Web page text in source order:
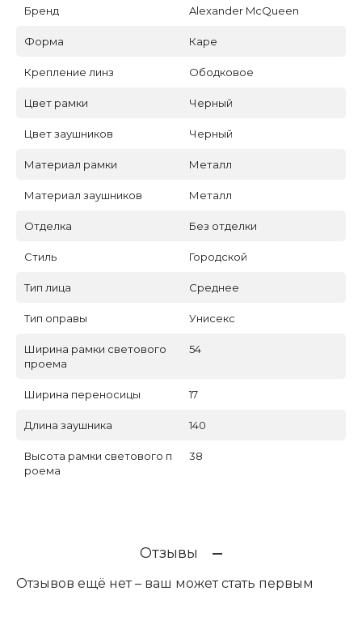
Бренд Alexander McQueen
Форма Каре
Крепление линз Ободковое
Цвет рамки Черный
Цвет заушников Черный
Материал рамки Металл
Материал заушников Металл
Отделка Без отделки
Стиль Городской
Тип лица Среднее
Тип оправы Унисекс
Ширина рамки светового
проема
54
Ширина переносицы 17
Длина заушника 140
Высота рамки светового п
роема
38
Отзывы
Отзывов ещё нет – ваш может стать первым